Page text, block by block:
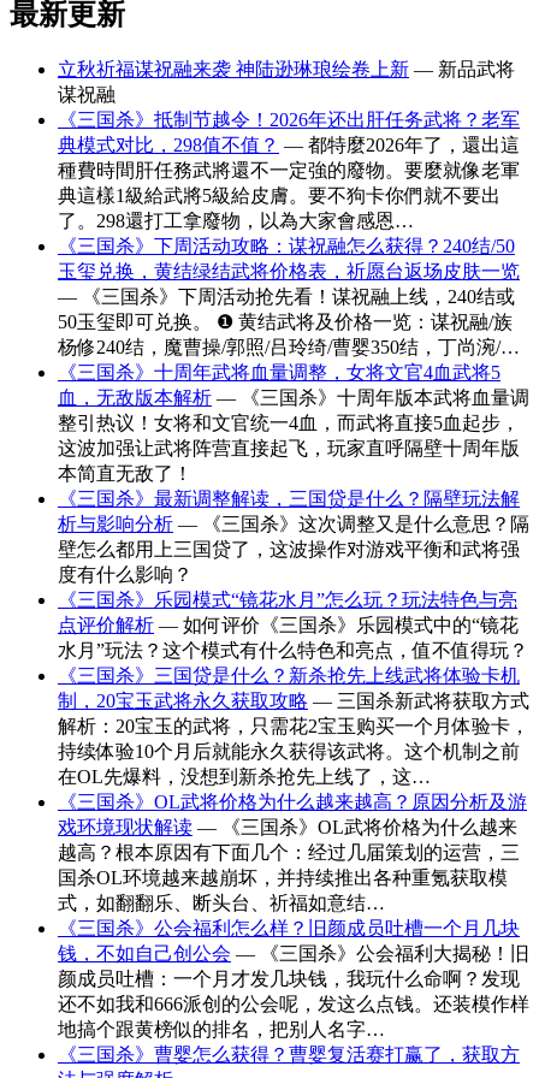
最新更新
立秋祈福谋祝融来袭 神陆逊琳琅绘卷上新 — 新品武将
谋祝融
《三国杀》抵制节越令！2026年还出肝任务武将？老军
典模式对比，298值不值？ — 都特麼2026年了，還出這
種費時間肝任務武將還不一定強的廢物。要麼就像老軍
典這樣1級給武將5級給皮膚。要不狗卡你們就不要出
了。298還打工拿廢物，以為大家會感恩…
《三国杀》下周活动攻略：谋祝融怎么获得？240结/50
玉玺兑换，黄结绿结武将价格表，祈愿台返场皮肤一览
— 《三国杀》下周活动抢先看！谋祝融上线，240结或
50玉玺即可兑换。 ❶ 黄结武将及价格一览：谋祝融/族
杨修240结，魔曹操/郭照/吕玲绮/曹婴350结，丁尚涴/…
《三国杀》十周年武将血量调整，女将文官4血武将5
血，无敌版本解析 — 《三国杀》十周年版本武将血量调
整引热议！女将和文官统一4血，而武将直接5血起步，
这波加强让武将阵营直接起飞，玩家直呼隔壁十周年版
本简直无敌了！
《三国杀》最新调整解读，三国贷是什么？隔壁玩法解
析与影响分析 — 《三国杀》这次调整又是什么意思？隔
壁怎么都用上三国贷了，这波操作对游戏平衡和武将强
度有什么影响？
《三国杀》乐园模式“镜花水月”怎么玩？玩法特色与亮
点评价解析 — 如何评价《三国杀》乐园模式中的“镜花
水月”玩法？这个模式有什么特色和亮点，值不值得玩？
《三国杀》三国贷是什么？新杀抢先上线武将体验卡机
制，20宝玉武将永久获取攻略 — 三国杀新武将获取方式
解析：20宝玉的武将，只需花2宝玉购买一个月体验卡，
持续体验10个月后就能永久获得该武将。这个机制之前
在OL先爆料，没想到新杀抢先上线了，这…
《三国杀》OL武将价格为什么越来越高？原因分析及游
戏环境现状解读 — 《三国杀》OL武将价格为什么越来
越高？根本原因有下面几个：经过几届策划的运营，三
国杀OL环境越来越崩坏，并持续推出各种重氪获取模
式，如翻翻乐、断头台、祈福如意结…
《三国杀》公会福利怎么样？旧颜成员吐槽一个月几块
钱，不如自己创公会 — 《三国杀》公会福利大揭秘！旧
颜成员吐槽：一个月才发几块钱，我玩什么命啊？发现
还不如我和666派创的公会呢，发这么点钱。还装模作样
地搞个跟黄榜似的排名，把别人名字…
《三国杀》曹婴怎么获得？曹婴复活赛打赢了，获取方